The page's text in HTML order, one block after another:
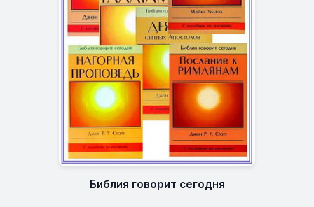
Библия говорит сегодня